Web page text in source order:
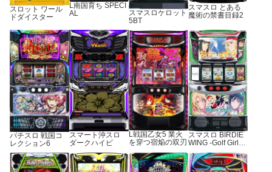
スロット ワール
ドダイスター
L南国育ち SPECI
AL
スマスロケロット
5BT
スマスロ とある
魔術の禁書目録2
パチスロ 戦国コ
レクション6
スマート沖スロ
ダークハイビ
L戦国乙女5 業火
を穿つ宿焔の双刃
スマスロ BIRDIE
WING -Golf Girls’